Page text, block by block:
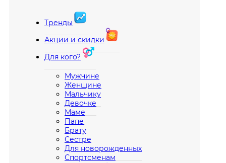
Тренды
Акции и скидки
Для кого?
Мужчине
Женщине
Мальчику
Девочке
Маме
Папе
Брату
Сестре
Для новорожденных
Спортсменам